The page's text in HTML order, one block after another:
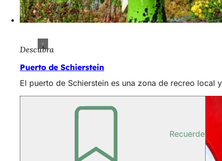
Descubra
Puerto de Schierstein
El puerto de Schierstein es una zona de recreo
Recuerde